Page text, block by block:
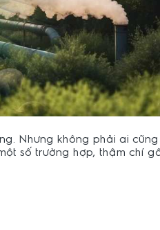
Nhưng không phải ai
số trường hợp, thậm chí